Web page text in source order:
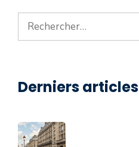
Rechercher :
Derniers articles